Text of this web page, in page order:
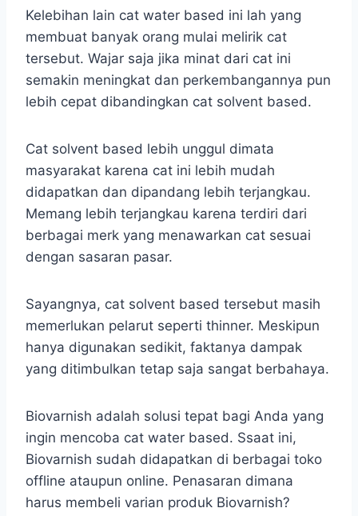
Kelebihan lain cat water based ini lah yang
membuat banyak orang mulai melirik cat
tersebut. Wajar saja jika minat dari cat ini
semakin meningkat dan perkembangannya pun
lebih cepat dibandingkan cat solvent based.
Cat solvent based lebih unggul dimata
masyarakat karena cat ini lebih mudah
didapatkan dan dipandang lebih terjangkau.
Memang lebih terjangkau karena terdiri dari
berbagai merk yang menawarkan cat sesuai
dengan sasaran pasar.
Sayangnya, cat solvent based tersebut masih
memerlukan pelarut seperti thinner. Meskipun
hanya digunakan sedikit, faktanya dampak
yang ditimbulkan tetap saja sangat berbahaya.
Biovarnish adalah solusi tepat bagi Anda yang
ingin mencoba cat water based. Ssaat ini,
Biovarnish sudah didapatkan di berbagai toko
offline ataupun online. Penasaran dimana
harus membeli varian produk Biovarnish?